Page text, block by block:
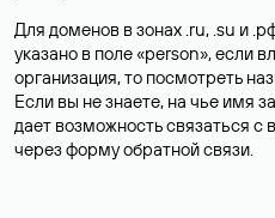
Для доменов в зонах .ru, .su и
указано в поле «person», если
организация, то посмотреть
Если вы не знаете, на чье имя
дает возможность связаться
через форму обратной связи.